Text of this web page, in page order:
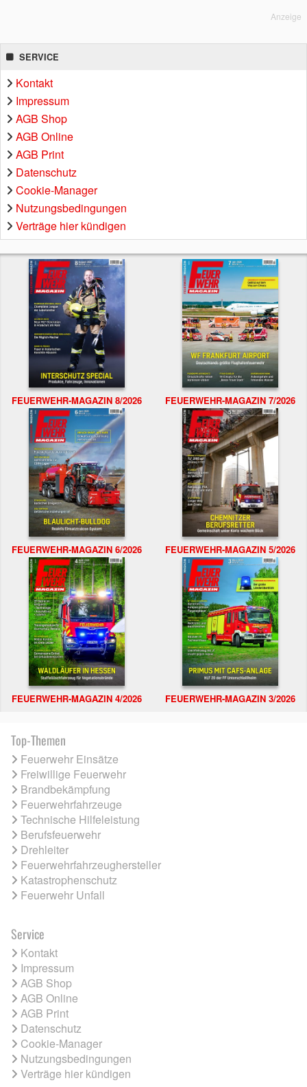
Anzeige
SERVICE
Kontakt
Impressum
AGB Shop
AGB Online
AGB Print
Datenschutz
Cookie-Manager
Nutzungsbedingungen
Verträge hier kündigen
FEUERWEHR-MAGAZIN 8/2026 FEUERWEHR-MAGAZIN 7/2026
FEUERWEHR-MAGAZIN 6/2026 FEUERWEHR-MAGAZIN 5/2026
FEUERWEHR-MAGAZIN 4/2026 FEUERWEHR-MAGAZIN 3/2026
Top-Themen
Feuerwehr Einsätze
Freiwillige Feuerwehr
Brandbekämpfung
Feuerwehrfahrzeuge
Technische Hilfeleistung
Berufsfeuerwehr
Drehleiter
Feuerwehrfahrzeughersteller
Katastrophenschutz
Feuerwehr Unfall
Service
Kontakt
Impressum
AGB Shop
AGB Online
AGB Print
Datenschutz
Cookie-Manager
Nutzungsbedingungen
Verträge hier kündigen